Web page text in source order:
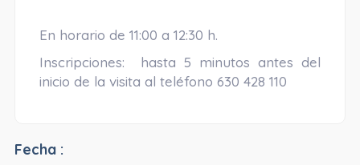
En horario de 11:00 a 12:30 h.
Inscripciones: hasta 5 minutos antes del
inicio de la visita al teléfono 630 428 110
Fecha :